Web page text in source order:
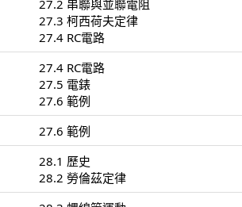
27.2 串聯與並聯電阻
27.3 柯西荷夫定律
27.4 RC電路
27.4 RC電路
27.5 電錶
27.6 範例
27.6 範例
28.1 歷史
28.2 勞倫茲定律